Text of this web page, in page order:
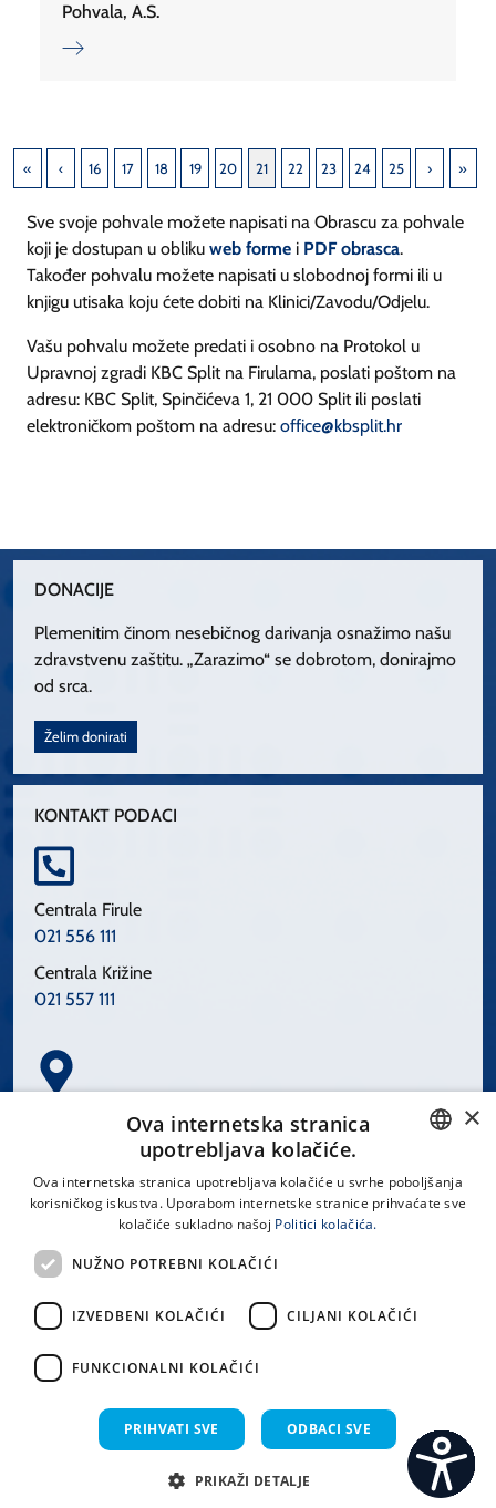
Pohvala, A.S.
16 17 18 19 20 21 22 23 24 25
Sve svoje pohvale možete napisati na Obrascu za pohvale
koji je dostupan u obliku web forme i PDF obrasca.
Također pohvalu možete napisati u slobodnoj formi ili u
knjigu utisaka koju ćete dobiti na Klinici/Zavodu/Odjelu.
Vašu pohvalu možete predati i osobno na Protokol u
Upravnoj zgradi KBC Split na Firulama, poslati poštom na
adresu: KBC Split, Spinčićeva 1, 21 000 Split ili poslati
elektroničkom poštom na adresu: office@kbsplit.hr
DONACIJE
Plemenitim činom nesebičnog darivanja osnažimo našu
zdravstvenu zaštitu. „Zarazimo“ se dobrotom, donirajmo
od srca.
Želim donirati
KONTAKT PODACI
Centrala Firule
021 556 111
Centrala Križine
021 557 111
Spinčićeva 1, 21000 Split
LINKOVI
Uvjeti korištenja
CROATIAN
×
Ova internetska stranica
upotrebljava kolačiće.
Ova internetska stranica upotrebljava kolačiće u svrhe poboljšanja
korisničkog iskustva. Uporabom internetske stranice prihvaćate sve
kolačiće sukladno našoj Politici kolačića.
NUŽNO POTREBNI KOLAČIĆI
IZVEDBENI KOLAČIĆI CILJANI KOLAČIĆI
FUNKCIONALNI KOLAČIĆI
PRIHVATI SVE ODBACI SVE
PRIKAŽI DETALJE